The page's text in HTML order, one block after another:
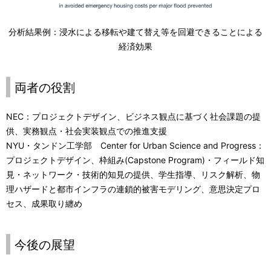
分析結果例：浸水による移転や建て替え等を回避できることによる
経済効果
両者の役割
NEC：プロジェクトデザイン、ビジネス観点に基づく社会課題の提
供、実務観点・社会実装観点での推進支援
NYU・タンドン工学部 Center for Urban Science and Progress：
プロジェクトデザイン、枠組み(Capstone Program)・フィールド知
見・ネットワーク・技術的知見の提供、学生指導、リスク解析、物
理ハザードと都市インフラの連鎖的被害モデリング、意思決定プロ
セス、成果取り纏め
今後の展望